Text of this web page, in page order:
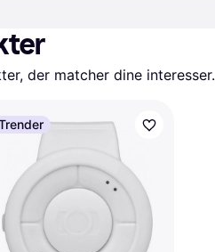
der matcher dine interesser.